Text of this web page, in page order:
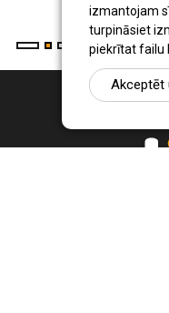
izmantojam
turpināsiet
piekrītat failu
Akceptēt